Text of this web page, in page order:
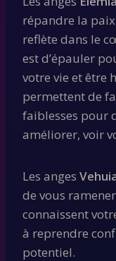
répandre la
reflète dans le
est d’épauler
votre vie et être
permettent de
faiblesses pour
améliorer, voir
Les anges
de vous
connaissent
à reprendre
potentiel.